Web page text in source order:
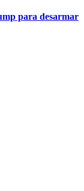
para desarmar